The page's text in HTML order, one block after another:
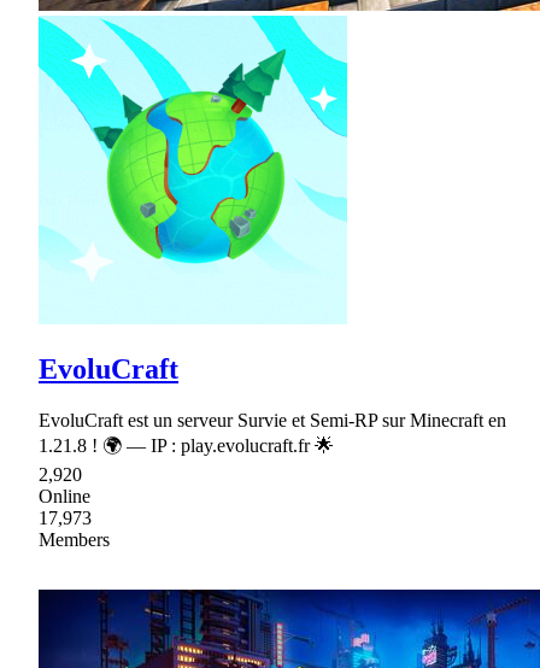
EvoluCraft
EvoluCraft est un serveur Survie et Semi-RP sur Minecraft en
1.21.8 ! 🌍 — IP : play.evolucraft.fr 🌟
2,920
Online
17,973
Members